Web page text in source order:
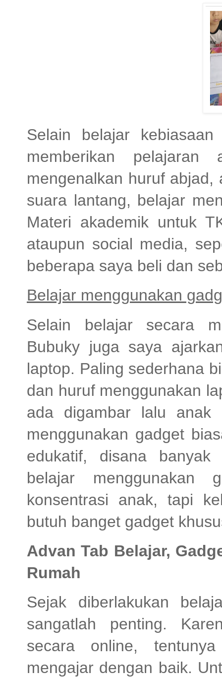
Selain belajar
memberikan pelajaran
mengenalkan huruf
suara lantang, belajar
Materi akademik untuk
ataupun social media,
beberapa saya beli dan
Belajar menggunakan
Selain belajar secara
Bubuky juga saya
laptop. Paling sederhana
dan huruf menggunakan
ada digambar lalu anak
menggunakan gadget
edukatif, disana banyak
belajar menggunakan
konsentrasi anak, tapi
butuh banget gadget
Advan Tab Belajar,
Rumah
Sejak diberlakukan
sangatlah penting.
secara online,
mengajar dengan baik.